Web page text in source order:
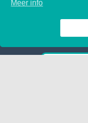
Meer info